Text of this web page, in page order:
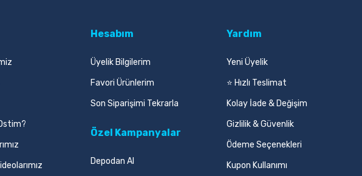
Hesabım
Üyelik Bilgilerim
Favori Ürünlerim
Son Siparişimi Tekrarla
Özel Kampanyalar
Depodan Al
Yardım
Yeni Üyelik
⭐ Hızlı Teslimat
Kolay İade & Değişim
Gizlilik & Güvenlik
Ödeme Seçenekleri
Kupon Kullanımı